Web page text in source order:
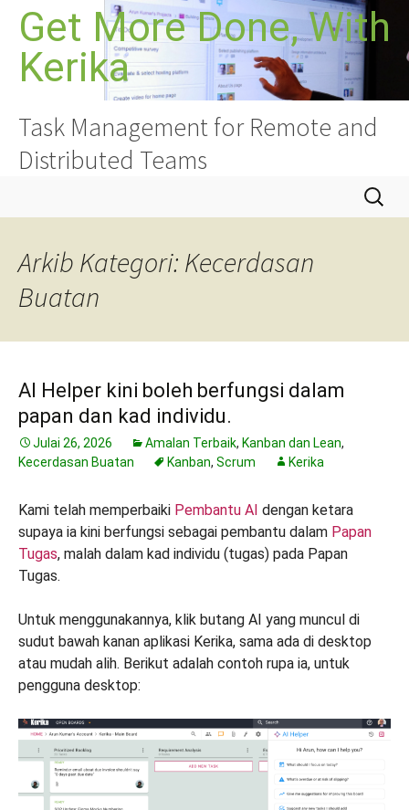
Langkau
kandungan
Get More Done, With
Kerika
Task Management for Remote and
Distributed Teams
Cari:
Arkib Kategori: Kecerdasan
Buatan
AI Helper kini boleh berfungsi dalam
papan dan kad individu.
Julai 26, 2026 Amalan Terbaik, Kanban dan Lean,
Kecerdasan Buatan
Kanban, Scrum Kerika
Kami telah memperbaiki Pembantu AI dengan ketara
supaya ia kini berfungsi sebagai pembantu dalam Papan
Tugas, malah dalam kad individu (tugas) pada Papan
Tugas.
Untuk menggunakannya, klik butang AI yang muncul di
sudut bawah kanan aplikasi Kerika, sama ada di desktop
atau mudah alih. Berikut adalah contoh rupa ia, untuk
pengguna desktop: